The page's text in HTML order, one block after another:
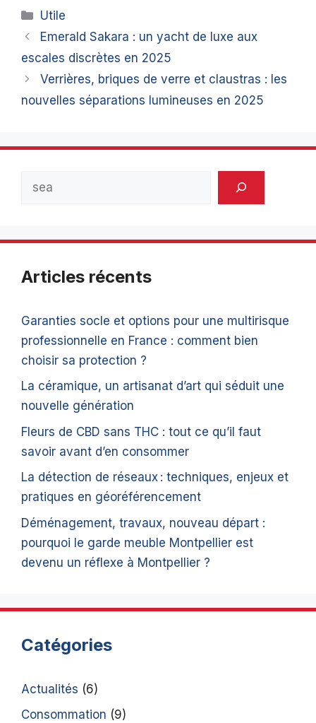
Catégories
Utile
Emerald Sakara : un yacht de luxe aux
escales discrètes en 2025
Verrières, briques de verre et claustras : les
nouvelles séparations lumineuses en 2025
Articles récents
Garanties socle et options pour une multirisque
professionnelle en France : comment bien
choisir sa protection ?
La céramique, un artisanat d’art qui séduit une
nouvelle génération
Fleurs de CBD sans THC : tout ce qu’il faut
savoir avant d’en consommer
La détection de réseaux : techniques, enjeux et
pratiques en géoréférencement
Déménagement, travaux, nouveau départ :
pourquoi le garde meuble Montpellier est
devenu un réflexe à Montpellier ?
Catégories
Actualités (6)
Consommation (9)